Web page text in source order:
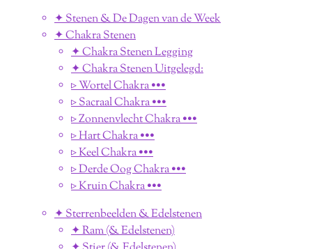
✦ Stenen & De Dagen van de Week
✦ Chakra Stenen
✦ Chakra Stenen Legging
✦ Chakra Stenen Uitgelegd:
▹ Wortel Chakra •••
▹ Sacraal Chakra •••
▹ Zonnenvlecht Chakra •••
▹ Hart Chakra •••
▹ Keel Chakra •••
▹ Derde Oog Chakra •••
▹ Kruin Chakra •••
✦ Sterrenbeelden & Edelstenen
✦ Ram (& Edelstenen)